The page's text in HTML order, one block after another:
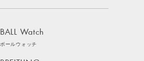
BALL Watch
ボールウォッチ